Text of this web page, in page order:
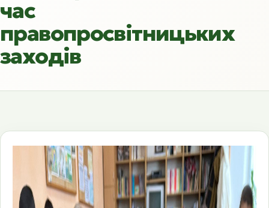
час
правопросвітницьких
заходів